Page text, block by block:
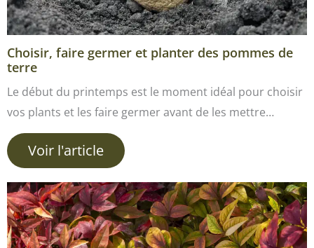
Choisir, faire germer et planter des pommes de
terre
Le début du printemps est le moment idéal pour choisir
vos plants et les faire germer avant de les mettre…
Voir l'article